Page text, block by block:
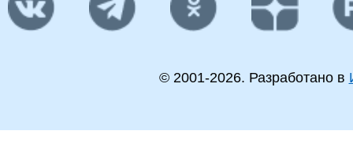
© 2001-2026. Разработано в